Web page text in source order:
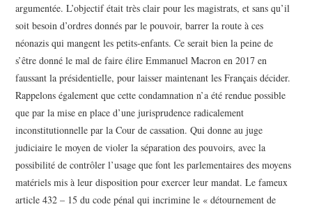
argumentée. L’objectif était très clair pour les magistrats, et sans qu’il
soit besoin d’ordres donnés par le pouvoir, barrer la route à ces
néonazis qui mangent les petits-enfants. Ce serait bien la peine de
s’être donné le mal de faire élire Emmanuel Macron en 2017 en
faussant la présidentielle, pour laisser maintenant les Français décider.
Rappelons également que cette condamnation n’a été rendue possible
que par la mise en place d’une jurisprudence radicalement
inconstitutionnelle par la Cour de cassation. Qui donne au juge
judiciaire le moyen de violer la séparation des pouvoirs, avec la
possibilité de contrôler l’usage que font les parlementaires des moyens
matériels mis à leur disposition pour exercer leur mandat. Le fameux
article 432 – 15 du code pénal qui incrimine le « détournement de